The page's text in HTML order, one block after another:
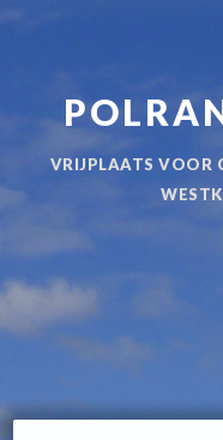
hoofdnavigatie
hoofd
inhoudVRIJPLAATS VOOR